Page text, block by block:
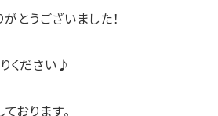
とうございました！
ください♪
おります。